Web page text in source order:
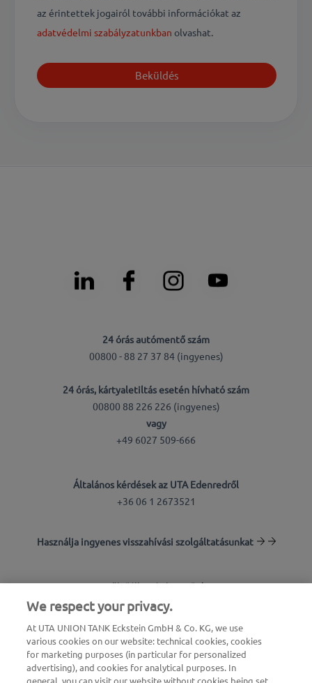
az érintettek jogairól további információkat az
adatvédelmi szabályzatunkban olvashat.
24 órás autómentő szám
00800 - 88 27 37 84 (ingyenes)
24 órás, kártyaletiltás esetén hívható szám
00800 88 226 226 (ingyenes)
vagy
+49 6027 509-666
Általános kérdések az UTA Edenredről
+36 06 1 2673521
Használja ingyenes visszahívási szolgáltatásunkat
Töltőállomás-kereső
Az UTA Edenredről
We respect your privacy.
At UTA UNION TANK Eckstein GmbH & Co. KG, we use
various cookies on our website: technical cookies, cookies
for marketing purposes (in particular for personalized
advertising), and cookies for analytical purposes. In
general, you can visit our website without cookies being set,